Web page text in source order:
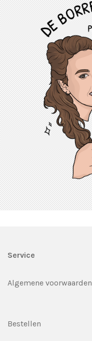
Service
Algemene voorwaarden
Bestellen